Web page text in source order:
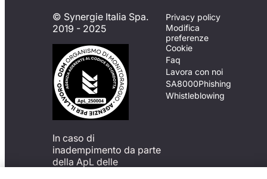
© Synergie Italia Spa.
2019 - 2025
In caso di
inadempimento da parte
della ApL delle
Privacy policy
Modifica
preferenze
Cookie
Faq
Lavora con noi
SA8000Phishing
Whistleblowing